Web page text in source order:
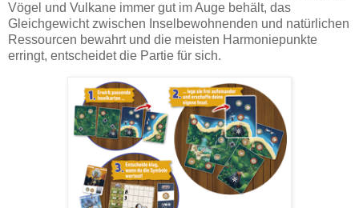
Vögel und Vulkane immer gut im Auge behält, das
Gleichgewicht zwischen Inselbewohnenden und natürlichen
Ressourcen bewahrt und die meisten Harmoniepunkte
erringt, entscheidet die Partie für sich.